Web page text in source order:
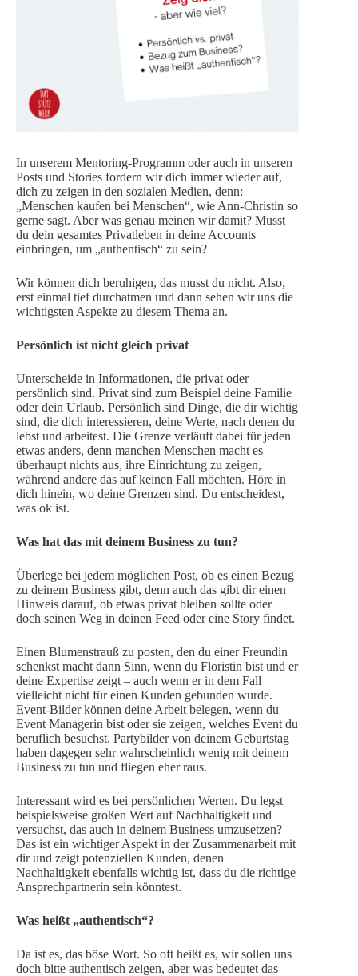
In unserem Mentoring-Programm oder auch in unseren
Posts und Stories fordern wir dich immer wieder auf,
dich zu zeigen in den sozialen Medien, denn:
„Menschen kaufen bei Menschen“, wie Ann-Christin so
gerne sagt. Aber was genau meinen wir damit? Musst
du dein gesamtes Privatleben in deine Accounts
einbringen, um „authentisch“ zu sein?
Wir können dich beruhigen, das musst du nicht. Also,
erst einmal tief durchatmen und dann sehen wir uns die
wichtigsten Aspekte zu diesem Thema an.
Persönlich ist nicht gleich privat
Unterscheide in Informationen, die privat oder
persönlich sind. Privat sind zum Beispiel deine Familie
oder dein Urlaub. Persönlich sind Dinge, die dir wichtig
sind, die dich interessieren, deine Werte, nach denen du
lebst und arbeitest. Die Grenze verläuft dabei für jeden
etwas anders, denn manchen Menschen macht es
überhaupt nichts aus, ihre Einrichtung zu zeigen,
während andere das auf keinen Fall möchten. Höre in
dich hinein, wo deine Grenzen sind. Du entscheidest,
was ok ist.
Was hat das mit deinem Business zu tun?
Überlege bei jedem möglichen Post, ob es einen Bezug
zu deinem Business gibt, denn auch das gibt dir einen
Hinweis darauf, ob etwas privat bleiben sollte oder
doch seinen Weg in deinen Feed oder eine Story findet.
Einen Blumenstrauß zu posten, den du einer Freundin
schenkst macht dann Sinn, wenn du Floristin bist und er
deine Expertise zeigt – auch wenn er in dem Fall
vielleicht nicht für einen Kunden gebunden wurde.
Event-Bilder können deine Arbeit belegen, wenn du
Event Managerin bist oder sie zeigen, welches Event du
beruflich besuchst. Partybilder von deinem Geburtstag
haben dagegen sehr wahrscheinlich wenig mit deinem
Business zu tun und fliegen eher raus.
Interessant wird es bei persönlichen Werten. Du legst
beispielsweise großen Wert auf Nachhaltigkeit und
versuchst, das auch in deinem Business umzusetzen?
Das ist ein wichtiger Aspekt in der Zusammenarbeit mit
dir und zeigt potenziellen Kunden, denen
Nachhaltigkeit ebenfalls wichtig ist, dass du die richtige
Ansprechpartnerin sein könntest.
Was heißt „authentisch“?
Da ist es, das böse Wort. So oft heißt es, wir sollen uns
doch bitte authentisch zeigen, aber was bedeutet das